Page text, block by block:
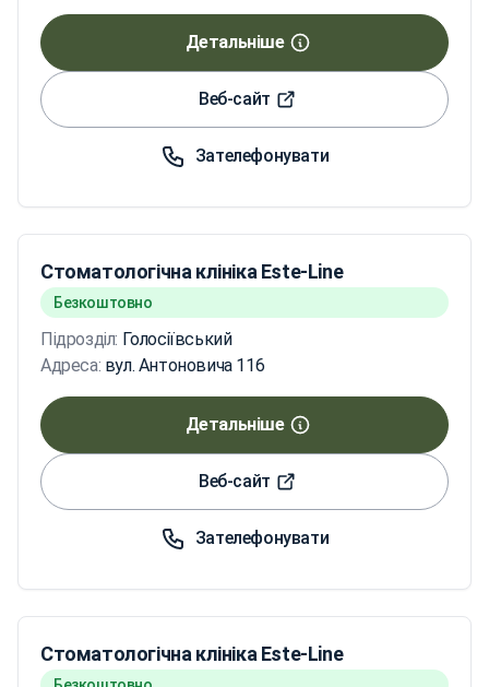
Детальніше
Веб-сайт
Зателефонувати
Стоматологічна клініка Este-Line
Безкоштовно
Підрозділ: Голосіївський
Адреса: вул. Антоновича 116
Детальніше
Веб-сайт
Зателефонувати
Стоматологічна клініка Este-Line